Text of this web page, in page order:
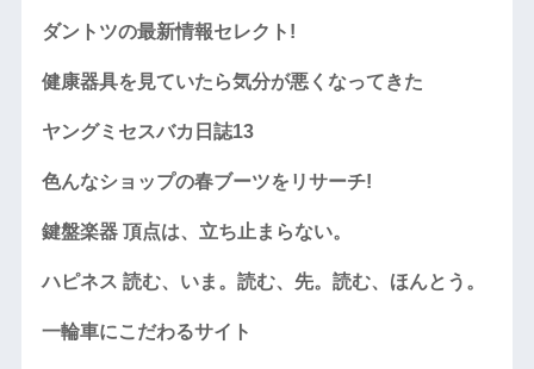
ダントツの最新情報セレクト!
健康器具を見ていたら気分が悪くなってきた
ヤングミセスバカ日誌13
色んなショップの春ブーツをリサーチ!
鍵盤楽器 頂点は、立ち止まらない。
ハピネス 読む、いま。読む、先。読む、ほんとう。
一輪車にこだわるサイト